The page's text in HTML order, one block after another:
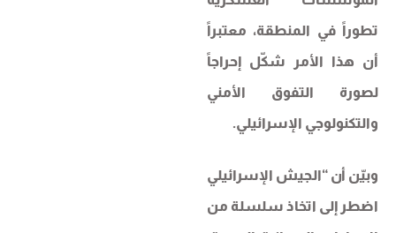
تطوراً في المنطقة، معتبراً
أن هذا الأمر شكّل إحراجاً
لصورة التفوق الأمني
والتكنولوجي الإسرائيلي.
وبيّن أن “الجيش الإسرائيلي
اضطر إلى اتخاذ سلسلة من